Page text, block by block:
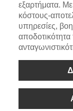
εξαρτήματα.
κόστους-
υπηρεσίες,